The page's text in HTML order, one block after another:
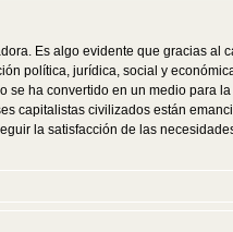
Es algo evidente que gracias
política, jurídica, social y
ha convertido en un medio para
capitalistas civilizados están
la satisfacción de las